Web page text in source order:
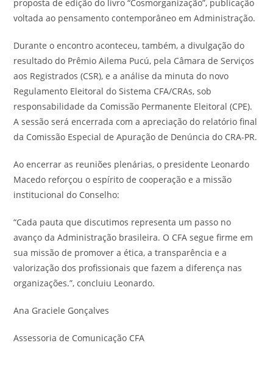
proposta de edição do livro “Cosmorganização”, publicação
voltada ao pensamento contemporâneo em Administração.
Durante o encontro aconteceu, também, a divulgação do
resultado do Prêmio Ailema Pucú, pela Câmara de Serviços
aos Registrados (CSR), e a análise da minuta do novo
Regulamento Eleitoral do Sistema CFA/CRAs, sob
responsabilidade da Comissão Permanente Eleitoral (CPE).
A sessão será encerrada com a apreciação do relatório final
da Comissão Especial de Apuração de Denúncia do CRA-PR.
Ao encerrar as reuniões plenárias, o presidente Leonardo
Macedo reforçou o espírito de cooperação e a missão
institucional do Conselho:
“Cada pauta que discutimos representa um passo no
avanço da Administração brasileira. O CFA segue firme em
sua missão de promover a ética, a transparência e a
valorização dos profissionais que fazem a diferença nas
organizações.”, concluiu Leonardo.
Ana Graciele Gonçalves
Assessoria de Comunicação CFA